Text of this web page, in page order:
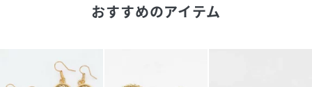
おすすめのアイテム